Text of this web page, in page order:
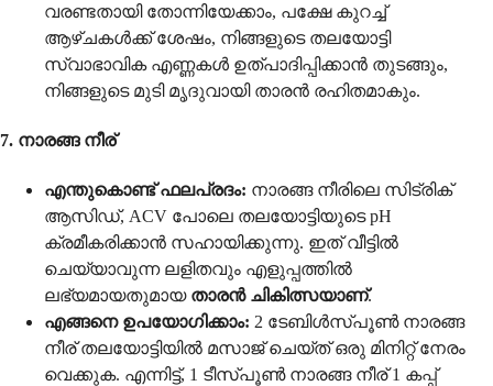
വരണ്ടതായി തോന്നിയേക്കാം, പക്ഷേ കുറച്ച്
ആഴ്ചകൾക്ക് ശേഷം, നിങ്ങളുടെ തലയോട്ടി
സ്വാഭാവിക എണ്ണകൾ ഉത്പാദിപ്പിക്കാൻ തുടങ്ങും,
നിങ്ങളുടെ മുടി മൃദുവായി താരൻ രഹിതമാകും.
7. നാരങ്ങ നീര്
എന്തുകൊണ്ട് ഫലപ്രദം: നാരങ്ങ നീരിലെ സിട്രിക്
ആസിഡ്, ACV പോലെ തലയോട്ടിയുടെ pH
ക്രമീകരിക്കാൻ സഹായിക്കുന്നു. ഇത് വീട്ടിൽ
ചെയ്യാവുന്ന ലളിതവും എളുപ്പത്തിൽ
ലഭ്യമായതുമായ താരൻ ചികിത്സയാണ്.
എങ്ങനെ ഉപയോഗിക്കാം: 2 ടേബിൾസ്പൂൺ നാരങ്ങ
നീര് തലയോട്ടിയിൽ മസാജ് ചെയ്ത് ഒരു മിനിറ്റ് നേരം
വെക്കുക. എന്നിട്ട്, 1 ടീസ്പൂൺ നാരങ്ങ നീര് 1 കപ്പ്